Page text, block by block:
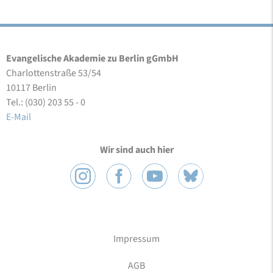
Evangelische Akademie zu Berlin gGmbH
Charlottenstraße 53/54
10117 Berlin
Tel.: (030) 203 55 - 0
E-Mail
Wir sind auch hier
Impressum
AGB